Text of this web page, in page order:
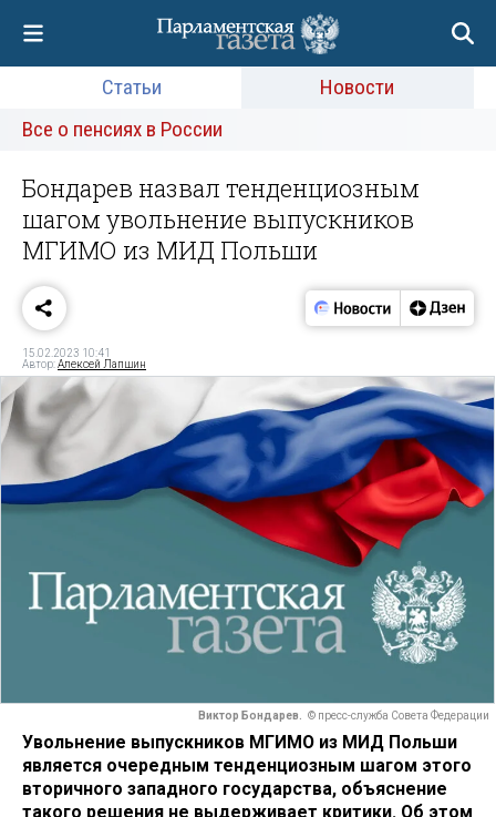
Статьи
Новости
Все о пенсиях в России
Бондарев назвал тенденциозным
шагом увольнение выпускников
МГИМО из МИД Польши
15.02.2023 10:41
Автор:Алексей Лапшин
Виктор Бондарев. © пресс-служба Совета Федерации
Увольнение выпускников МГИМО из МИД Польши
является очередным тенденциозным шагом этого
вторичного западного государства, объяснение
такого решения не выдерживает критики. Об этом